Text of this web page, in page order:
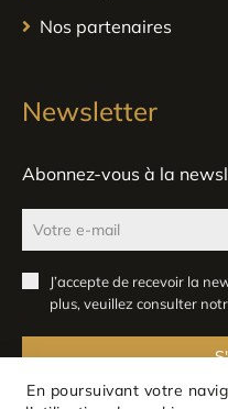
Nos partenaires
Newsletter
Abonnez-vous à la
J’accepte de recevoir la
plus, veuillez consulter
En poursuivant votre